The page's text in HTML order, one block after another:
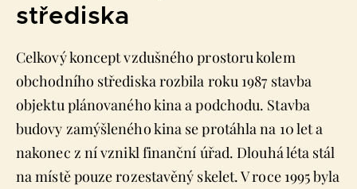
střediska
Celkový koncept vzdušného prostoru kolem
obchodního střediska rozbila roku 1987 stavba
objektu plánovaného kina a podchodu. Stavba
budovy zamýšleného kina se protáhla na 10 let a
nakonec z ní vznikl finanční úřad. Dlouhá léta stál
na místě pouze rozestavěný skelet. V roce 1995 byla